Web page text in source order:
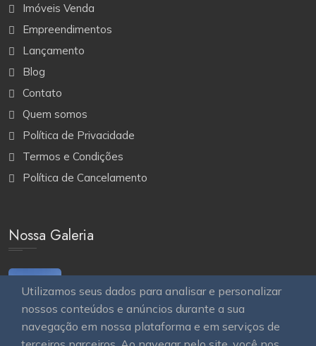
Utilizamos seus dados para analisar e personalizar
nossos conteúdos e anúncios durante a sua
navegação em nossa plataforma e em serviços de
Imóveis Venda
Empreendimentos
Lançamento
Blog
Contato
Quem somos
Política de Privacidade
Termos e Condições
Política de Cancelamento
Nossa Galeria